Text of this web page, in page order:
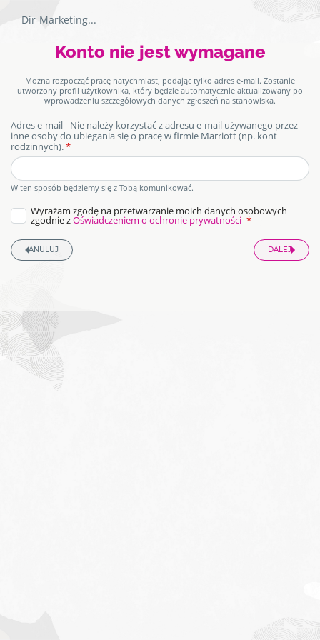
Dir-Marketing...
Ekran
Konto nie jest wymagane
Można rozpocząć pracę natychmiast, podając tylko adres e-mail. Zostanie
utworzony profil użytkownika, który będzie automatycznie aktualizowany po
wprowadzeniu szczegółowych danych zgłoszeń na stanowiska.
Adres e-mail - Nie należy korzystać z adresu e-mail używanego przez
inne osoby do ubiegania się o pracę w firmie Marriott (np. kont
rodzinnych).
honeypot
W ten sposób będziemy się z Tobą komunikować.
Wyrażam zgodę na przetwarzanie moich danych osobowych
zgodnie zOświadczeniem o ochronie prywatności
ANULUJ DALEJ